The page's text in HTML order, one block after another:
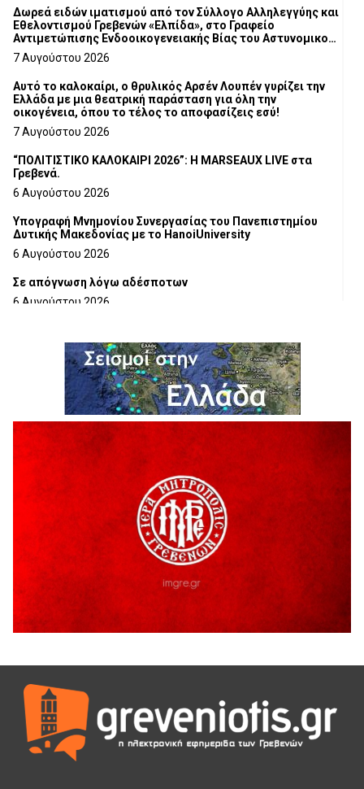
Δωρεά ειδών ιματισμού από τον Σύλλογο Αλληλεγγύης και
Εθελοντισμού Γρεβενών «Ελπίδα», στο Γραφείο
Αντιμετώπισης Ενδοοικογενειακής Βίας του Αστυνομικού
Τμήματος Γρεβενών
7 Αυγούστου 2026
Αυτό το καλοκαίρι, ο θρυλικός Αρσέν Λουπέν γυρίζει την
Ελλάδα με μια θεατρική παράσταση για όλη την
οικογένεια, όπου το τέλος το αποφασίζεις εσύ!
7 Αυγούστου 2026
“ΠΟΛΙΤΙΣΤΙΚΟ ΚΑΛΟΚΑΙΡΙ 2026”: Η MARSEAUX LIVE στα
Γρεβενά.
6 Αυγούστου 2026
Υπογραφή Μνημονίου Συνεργασίας του Πανεπιστημίου
Δυτικής Μακεδονίας με το HanoiUniversity
6 Αυγούστου 2026
Σε απόγνωση λόγω αδέσποτων
6 Αυγούστου 2026
6 Αυγούστου 2026
Ολοκληρώνεται η ασφαλτόστρωση της οδού Περιβόλι –
6 Αυγούστου 2026
H παραδοχή λαθών είναι (και) δύναμη
5 Αυγούστου 2026
Ο ΑΝΔΡΕΑΣ ΑΣΛΑΝΙΔΗΣ ΣΥΝΕΧΙΖΕΙ ΣΤΟΝ ΠΡΩΤΕΑ
ΓΡΕΒΕΝΩΝ
5 Αυγούστου 2026
Ευχαριστήριο Εκπολιτιστικού Συλλόγου Ταξιάρχη προς κ.
Παρασχάκη Αθανάσιο
5 Αυγούστου 2026
Διακοπή υδροδότησης του Α΄ κλάδου ύδρευσης
5 Αυγούστου 2026
Θερινό Σινεμά στο πλαίσιο του «Πολιτιστικού
Καλοκαιριού 2026» με την βραβευμένη ταινία «Μικρές
Ανάσες».
5 Αυγούστου 2026